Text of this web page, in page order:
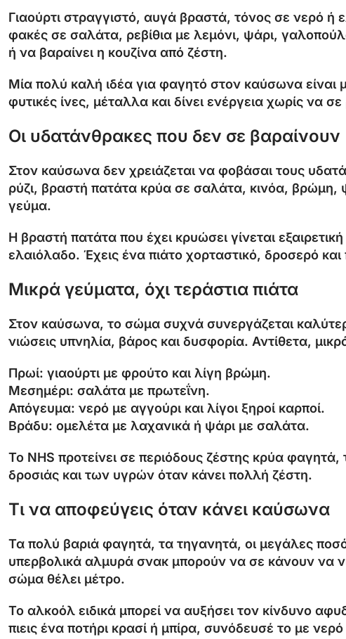
Γιαούρτι στραγγιστό, αυγά βραστά, τόνος σε νερό
φακές σε σαλάτα, ρεβίθια με λεμόνι, ψάρι,
ή να βαραίνει η κουζίνα από ζέστη.
Μία πολύ καλή ιδέα για φαγητό στον καύσωνα είναι
φυτικές ίνες, μέταλλα και δίνει ενέργεια χωρίς να σε
Οι υδατάνθρακες που δεν σε βαραίνουν
Στον καύσωνα δεν χρειάζεται να φοβάσαι τους
ρύζι, βραστή πατάτα κρύα σε σαλάτα, κινόα, βρώμη,
γεύμα.
Η βραστή πατάτα που έχει κρυώσει γίνεται
ελαιόλαδο. Έχεις ένα πιάτο χορταστικό, δροσερό
Μικρά γεύματα, όχι τεράστια πιάτα
Στον καύσωνα, το σώμα συχνά συνεργάζεται
νιώσεις υπνηλία, βάρος και δυσφορία. Αντίθετα,
Πρωί: γιαούρτι με φρούτο και λίγη βρώμη.
Μεσημέρι: σαλάτα με πρωτεΐνη.
Απόγευμα: νερό με αγγούρι και λίγοι ξηροί καρποί.
Βράδυ: ομελέτα με λαχανικά ή ψάρι με σαλάτα.
Το NHS προτείνει σε περιόδους ζέστης κρύα
δροσιάς και των υγρών όταν κάνει πολλή ζέστη.
Τι να αποφεύγεις όταν κάνει καύσωνα
Τα πολύ βαριά φαγητά, τα τηγανητά, οι μεγάλες
υπερβολικά αλμυρά σνακ μπορούν να σε κάνουν να
σώμα θέλει μέτρο.
Το αλκοόλ ειδικά μπορεί να αυξήσει τον κίνδυνο
πιεις ένα ποτήρι κρασί ή μπίρα, συνόδευσέ το με